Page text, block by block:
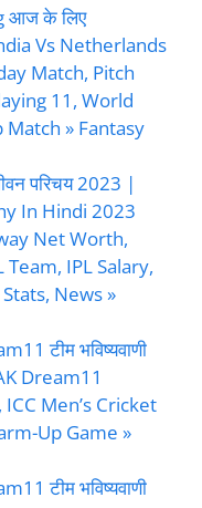
आज के लिए
Vs Netherlands
Match, Pitch
11, World
» Fantasy
परिचय 2023 |
In Hindi 2023
Net Worth,
IPL Salary,
News »
टीम भविष्यवाणी
Dream11
Men’s Cricket
Up Game »
टीम भविष्यवाणी